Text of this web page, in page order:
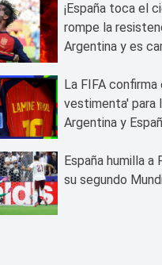
¡España toca el
rompe la
Argentina y es
La FIFA
vestimenta' para
Argentina y
España humilla a
su segundo